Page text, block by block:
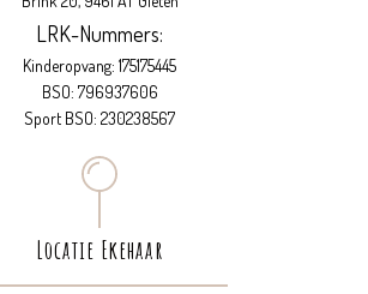
LRK-Nummers:
Kinderopvang: 175175445
BSO: 796937606
Sport BSO: 230238567
Locatie Ekehaar